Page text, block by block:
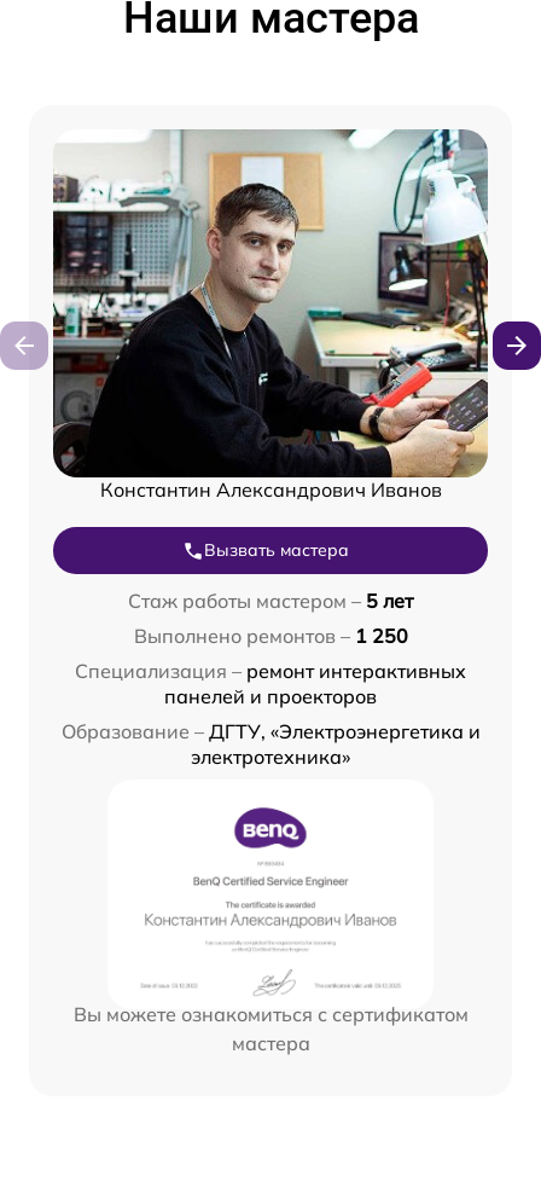
Наши мастера
Константин Александрович Иванов
Вызвать мастера
Стаж работы мастером – 5 лет
Выполнено ремонтов – 1 250
Специализация – ремонт интерактивных
панелей и проекторов
Образование – ДГТУ, «Электроэнергетика и
электротехника»
Вы можете ознакомиться с сертификатом
мастера